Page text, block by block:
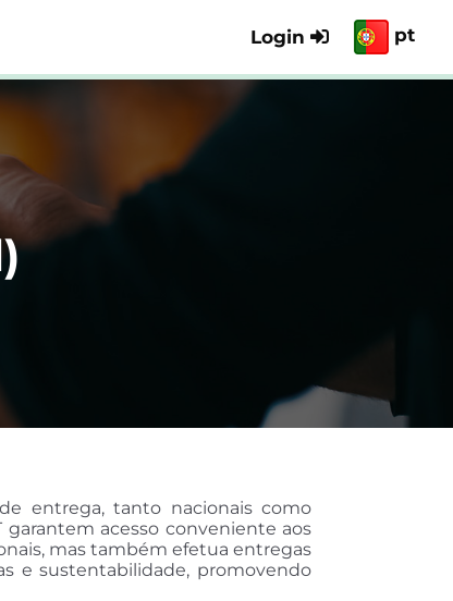
Login pt
entrega, tanto nacionais como
acesso conveniente aos
mas também efetua entregas
e sustentabilidade, promovendo